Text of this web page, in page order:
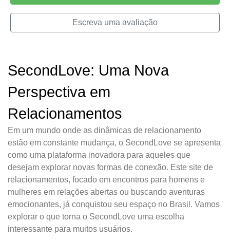
Escreva uma avaliação
SecondLove: Uma Nova
Perspectiva em
Relacionamentos
Em um mundo onde as dinâmicas de relacionamento
estão em constante mudança, o SecondLove se apresenta
como uma plataforma inovadora para aqueles que
desejam explorar novas formas de conexão. Este site de
relacionamentos, focado em encontros para homens e
mulheres em relações abertas ou buscando aventuras
emocionantes, já conquistou seu espaço no Brasil. Vamos
explorar o que torna o SecondLove uma escolha
interessante para muitos usuários.